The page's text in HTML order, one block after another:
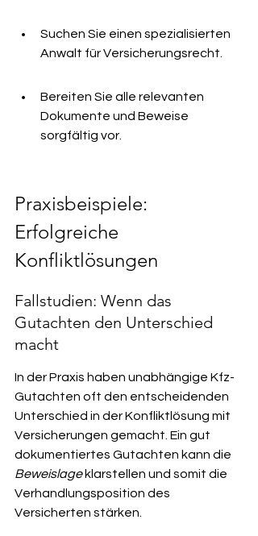
Suchen Sie einen spezialisierten
Anwalt für Versicherungsrecht.
Bereiten Sie alle relevanten
Dokumente und Beweise
sorgfältig vor.
Praxisbeispiele:
Erfolgreiche
Konfliktlösungen
Fallstudien: Wenn das
Gutachten den Unterschied
macht
In der Praxis haben unabhängige Kfz-
Gutachten oft den entscheidenden
Unterschied in der Konfliktlösung mit
Versicherungen gemacht. Ein gut
dokumentiertes Gutachten kann die
Beweislage klarstellen und somit die
Verhandlungsposition des
Versicherten stärken.